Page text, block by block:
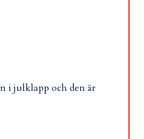
i julklapp och den är